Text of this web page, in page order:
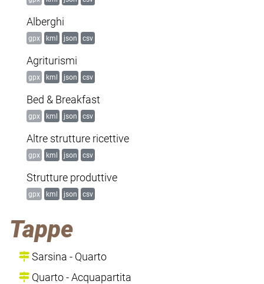
Alberghi
gpx kml json csv
Agriturismi
gpx kml json csv
Bed & Breakfast
gpx kml json csv
Altre strutture ricettive
gpx kml json csv
Strutture produttive
gpx kml json csv
Tappe
Sarsina - Quarto
Quarto - Acquapartita